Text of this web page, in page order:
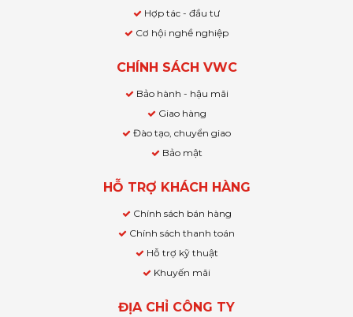
Hợp tác - đầu tư
Cơ hội nghề nghiệp
CHÍNH SÁCH VWC
Bảo hành - hậu mãi
Giao hàng
Đào tạo, chuyển giao
Bảo mật
HỖ TRỢ KHÁCH HÀNG
Chính sách bán hàng
Chính sách thanh toán
Hỗ trợ kỹ thuật
Khuyến mãi
ĐỊA CHỈ CÔNG TY